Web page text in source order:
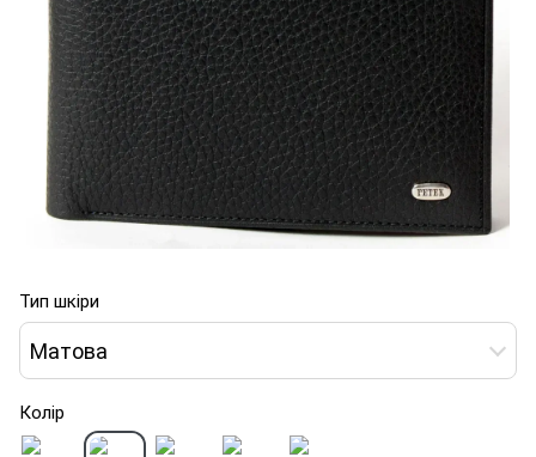
Тип шкіри
Матова
Колір